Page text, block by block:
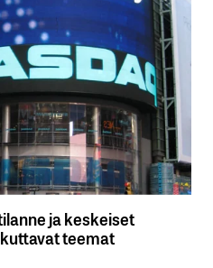
ja keskeiset
teemat